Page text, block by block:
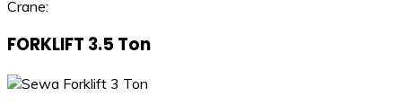
Crane:
FORKLIFT 3.5 Ton